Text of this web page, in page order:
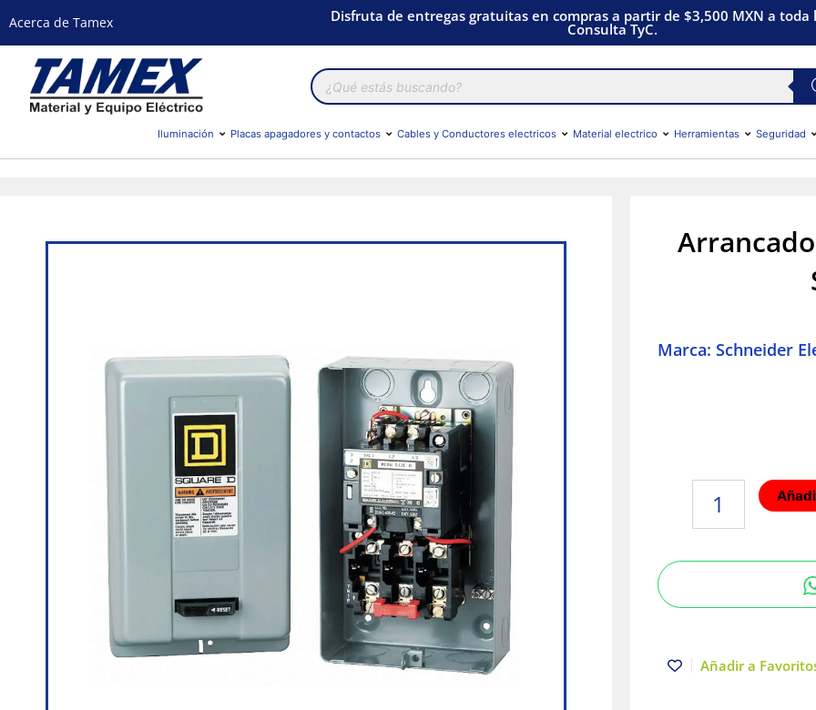
Acerca de Tamex Disfruta de entregas gratuitas en compras a partir de $3,500 MXN a toda
Consulta TyC.
Búsqueda
de
productos
Iluminación Placas apagadores y contactos Cables y Conductores electricos Material electrico Herramientas Seguridad
Marca: Schneider
magnético
bobina
Schneider
Electric
Añadir a